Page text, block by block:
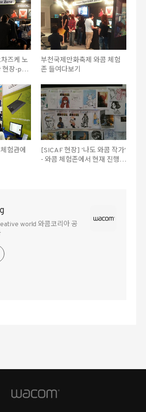
즈케 노
현장-part
부천국제만화축제 와콤 체험
존 들여다보기
험관에
[SICAF 현장] '나도 와콤 작가'
- 와콤 체험존에서 현재 진행
world 와콤코리아 공